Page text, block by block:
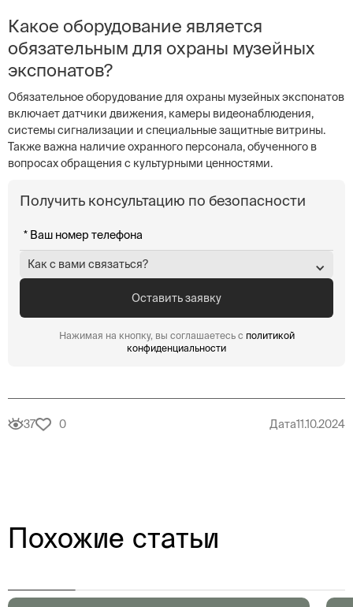
Какое оборудование является
обязательным для охраны музейных
экспонатов?
Обязательное оборудование для охраны музейных экспонатов
включает датчики движения, камеры видеонаблюдения,
системы сигнализации и специальные защитные витрины.
Также важна наличие охранного персонала, обученного в
вопросах обращения с культурными ценностями.
Получить консультацию по безопасности
Как с вами связаться?
Нажимая на кнопку, вы соглашаетесь с политикой
конфиденциальности
37 0 Дата11.10.2024
Похожие статьи